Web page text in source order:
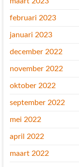
februari 2023
januari 2023
december 2022
november 2022
oktober 2022
september 2022
mei 2022
april 2022
maart 2022